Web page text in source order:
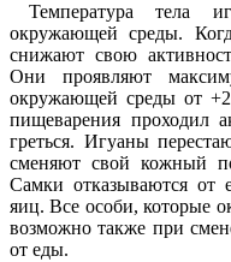
Температура тела
окружающей среды.
снижают свою
Они проявляют
окружающей среды от
пищеварения проходил
греться. Игуаны
сменяют свой кожный
Самки отказываются от
яиц. Все особи, которые
возможно также при
от еды.